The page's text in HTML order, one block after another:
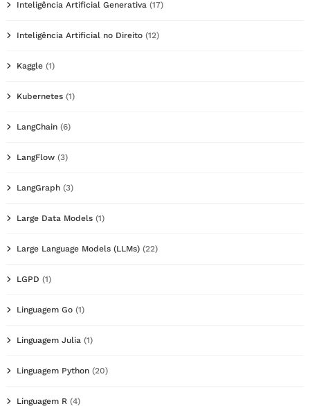
Inteligência Artificial Generativa (17)
Inteligência Artificial no Direito (12)
Kaggle (1)
Kubernetes (1)
LangChain (6)
LangFlow (3)
LangGraph (3)
Large Data Models (1)
Large Language Models (LLMs) (22)
LGPD (1)
Linguagem Go (1)
Linguagem Julia (1)
Linguagem Python (20)
Linguagem R (4)